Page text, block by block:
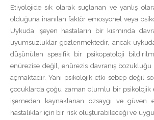
Etiyolojide sık olarak suçlanan ve yanlış
olduğuna inanılan faktör emosyonel veya
Uykuda işeyen hastaların bir kısmında
uyumsuzluklar gözlenmektedir, ancak
düşünülen spesifik bir psikopatoloji
enürezise değil, enürezis davranış
açmaktadır. Yani psikolojik etki sebep değil
çocuklarda çoğu zaman olumlu bir psikolojik
işemeden kaynaklanan özsaygı ve güven
hastalıklar için bir risk oluşturabileceği ve